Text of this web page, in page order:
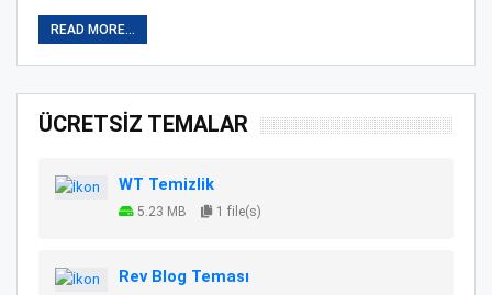
READ MORE...
ÜCRETSİZ TEMALAR
WT Temizlik
5.23 MB 1 file(s)
Rev Blog Teması